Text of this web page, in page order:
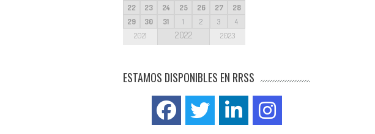
22
23 24 25 26 27
28
29
30 31 1 2 3 4
2021 2022 2023
ESTAMOS DISPONIBLES EN RRSS